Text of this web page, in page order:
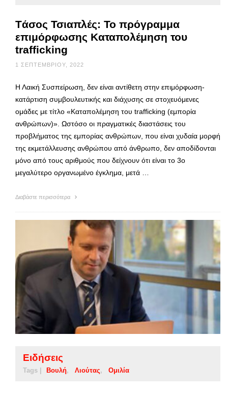
Tάσος Τσιαπλές: Το πρόγραμμα
επιμόρφωσης Καταπολέμηση του
trafficking
1 ΣΕΠΤΕΜΒΡΊΟΥ, 2022
Η Λαική Συσπείρωση, δεν είναι αντίθετη στην επιμόρφωση-
κατάρτιση συμβουλευτικής και διάχυσης σε στοχευόμενες
ομάδες με τίτλο «Καταπολέμηση του trafficking (εμπορία
ανθρώπων)». Ωστόσο οι πραγματικές διαστάσεις του
προβλήματος της εμπορίας ανθρώπων, που είναι χυδαία μορφή
της εκμετάλλευσης ανθρώπου από άνθρωπο, δεν αποδίδονται
μόνο από τους αριθμούς που δείχνουν ότι είναι το 3ο
μεγαλύτερο οργανωμένο έγκλημα, μετά …
Διαβάστε περισσότερα
Ειδήσεις
Tags | Βουλή Λιούτας Ομιλία